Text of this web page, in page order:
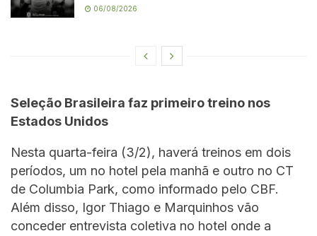
06/08/2026
Seleção Brasileira faz primeiro treino nos
Estados Unidos
Nesta quarta-feira (3/2), haverá treinos em dois
períodos, um no hotel pela manhã e outro no CT
de Columbia Park, como informado pelo CBF.
Além disso, Igor Thiago e Marquinhos vão
conceder entrevista coletiva no hotel onde a